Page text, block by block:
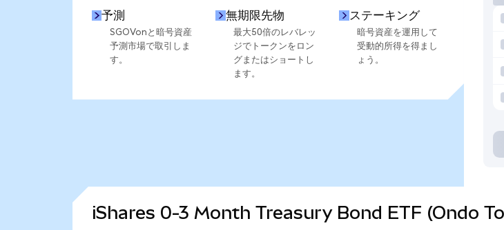
予測
SGOVonと暗号資産
予測市場で取引しま
す。
無期限先物
最大50倍のレバレッ
ジでトークンをロン
グまたはショートし
ます。
ステーキング
暗号資産を運用して
受動的所得を得まし
ょう。
iShares 0-3 Month Treasury Bond ETF (Ondo